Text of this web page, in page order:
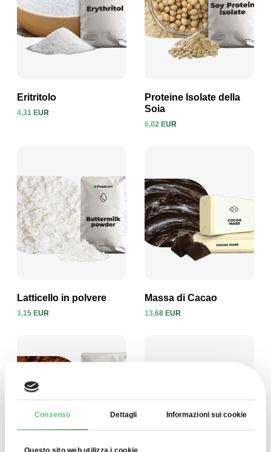
Consenso Dettagli Informazioni sui cookie
Eritritolo
4,31 EUR
Visualizza prodotto
Proteine Isolate della
Soia
6,02 EUR
Latticello in polvere
3,15 EUR
Massa di Cacao
13,68 EUR